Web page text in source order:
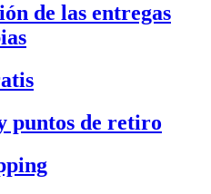
de las entregas
puntos de retiro